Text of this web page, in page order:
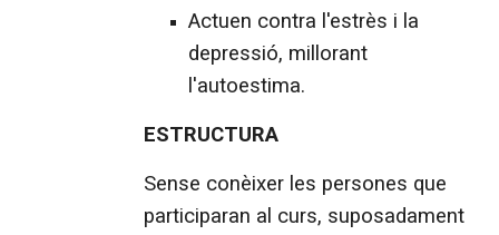
Actuen contra l'estrès i la
depressió, millorant
l'autoestima.
ESTRUCTURA
Sense conèixer les persones que
participaran al curs, suposadament